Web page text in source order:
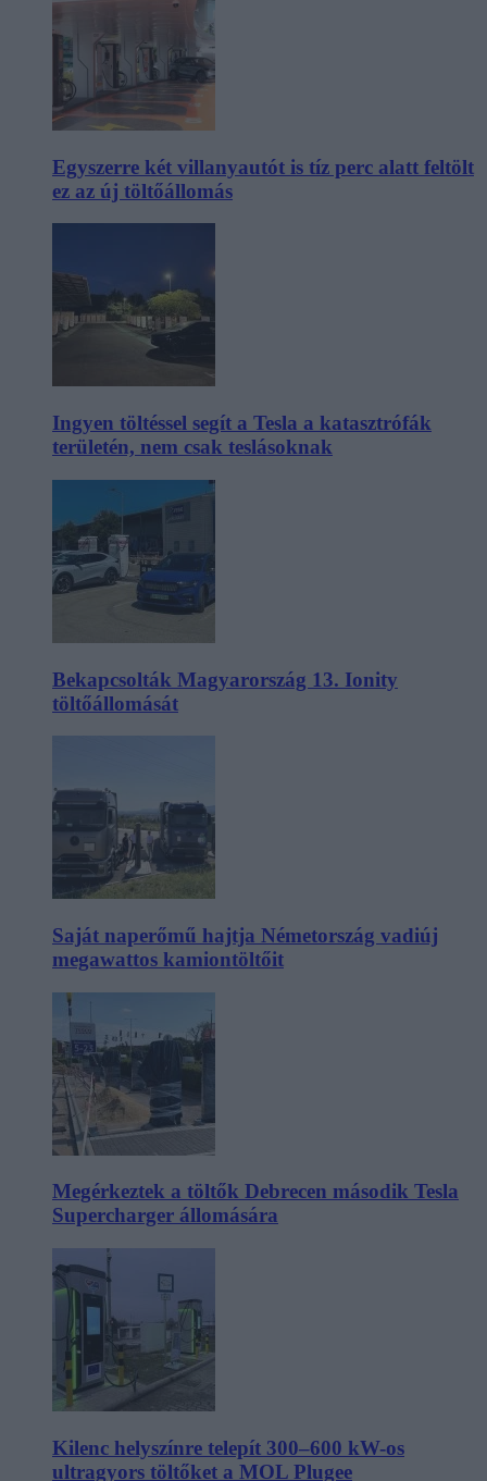
Egyszerre két villanyautót is tíz perc alatt feltölt
ez az új töltőállomás
Ingyen töltéssel segít a Tesla a katasztrófák
területén, nem csak teslásoknak
Bekapcsolták Magyarország 13. Ionity
töltőállomását
Saját naperőmű hajtja Németország vadiúj
megawattos kamiontöltőit
Megérkeztek a töltők Debrecen második Tesla
Supercharger állomására
Kilenc helyszínre telepít 300–600 kW-os
ultragyors töltőket a MOL Plugee